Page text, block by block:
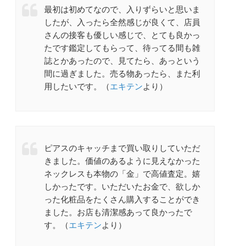
最初は初めてなので、入りずらいと思いま
したが、入ったら全然感じが良くて、店員
さんの接客も優しい感じで、とても良かっ
たです鑑定してもらって、待ってる間も雑
誌とかあったので、見てたら、あっという
間に過ぎました。売る物あったら、また利
用したいです。（エキテンより）
ピアスのキャッチまで買い取りしていただ
きました。価値のあるように見えなかった
ネックレスも本物の「金」で高値査定。嬉
しかったです。いただいたお金で、欲しか
った化粧品をたくさん購入することができ
ました。お店も清潔感あって良かったで
す。（エキテンより）